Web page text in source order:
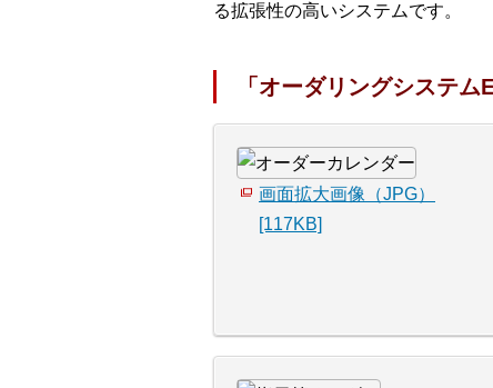
る拡張性の高いシステムです。
「オーダリングシステム
画面拡大画像（JPG）
[117KB]